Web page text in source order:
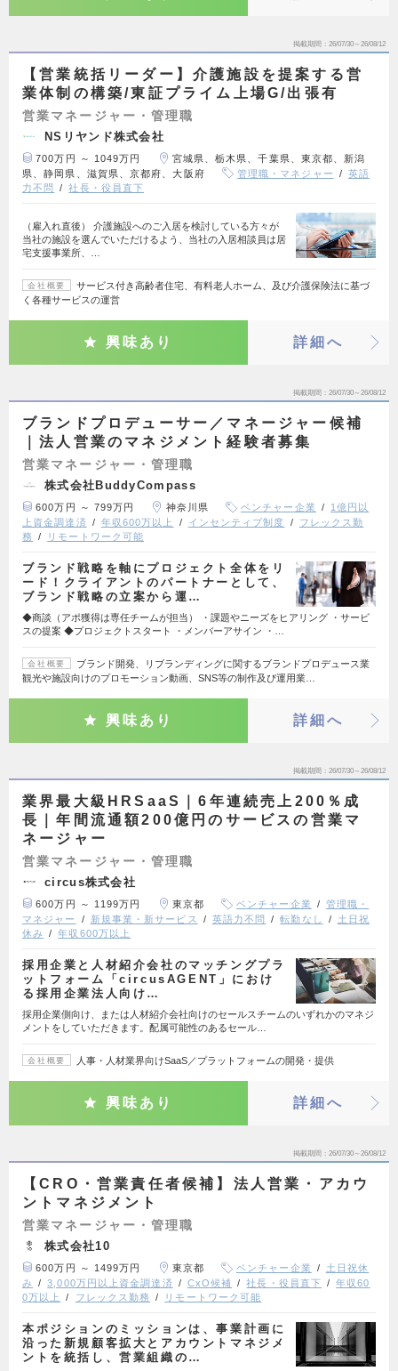
掲載期間 26/07/30～26/08/12
【営業統括リーダー】介護施設を提案する営
業体制の構築/東証プライム上場G/出張有
営業マネージャー・管理職
NSリヤンド株式会社
700万円 ～ 1049万円
宮城県、栃木県、千葉県、東京都、新潟
県、静岡県、滋賀県、京都府、大阪府
管理職・マネジャー
英語
力不問
社長・役員直下
（雇入れ直後） 介護施設へのご入居を検討している方々が
当社の施設を選んでいただけるよう、当社の入居相談員は居
宅支援事業所、…
会社概要
サービス付き高齢者住宅、有料老人ホーム、及び介護保険法に基づ
く各種サービスの運営
興味あり 詳細へ
掲載期間 26/07/30～26/08/12
ブランドプロデューサー／マネージャー候補
｜法人営業のマネジメント経験者募集
営業マネージャー・管理職
株式会社BuddyCompass
600万円 ～ 799万円 神奈川県 ベンチャー企業
1億円以
上資金調達済
年収600万以上 インセンティブ制度
フレックス勤
務
リモートワーク可能
ブランド戦略を軸にプロジェクト全体をリ
ード！クライアントのパートナーとして、
ブランド戦略の立案から運…
◆商談（アポ獲得は専任チームが担当） ・課題やニーズをヒアリング ・サービ
スの提案 ◆プロジェクトスタート ・メンバーアサイン ・…
会社概要
ブランド開発、リブランディングに関するブランドプロデュース業
観光や施設向けのプロモーション動画、SNS等の制作及び運用業…
興味あり 詳細へ
掲載期間 26/07/30～26/08/12
業界最大級HRSaaS｜6年連続売上200％成
長｜年間流通額200億円のサービスの営業マ
ネージャー
営業マネージャー・管理職
circus株式会社
600万円 ～ 1199万円 東京都 ベンチャー企業
管理職・
マネジャー
新規事業・新サービス 英語力不問 転勤なし
土日祝
休み
年収600万以上
採用企業と人材紹介会社のマッチングプラ
ットフォーム「circusAGENT」におけ
る採用企業法人向け…
採用企業側向け、または人材紹介会社向けのセールスチームのいずれかのマネジ
メントをしていただきます。配属可能性のあるセール…
会社概要 人事・人材業界向けSaaS／プラットフォームの開発・提供
興味あり 詳細へ
掲載期間 26/07/30～26/08/12
【CRO・営業責任者候補】法人営業・アカウ
ントマネジメント
営業マネージャー・管理職
株式会社10
600万円 ～ 1499万円 東京都 ベンチャー企業
土日祝休
み
3,000万円以上資金調達済 CxO候補 社長・役員直下
年収60
0万以上
フレックス勤務 リモートワーク可能
本ポジションのミッションは、事業計画に
沿った新規顧客拡大とアカウントマネジメ
ントを統括し、営業組織の…